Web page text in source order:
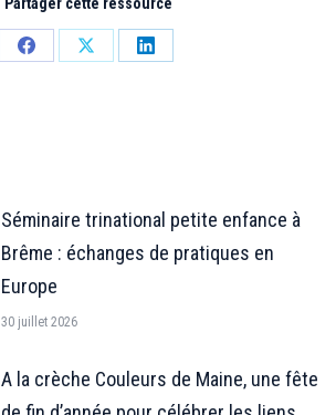
PartagerPartagerPartager
Séminaire trinational petite enfance à
Brême : échanges de pratiques en
Europe
30 juillet 2026
A la crèche Couleurs de Maine, une fête